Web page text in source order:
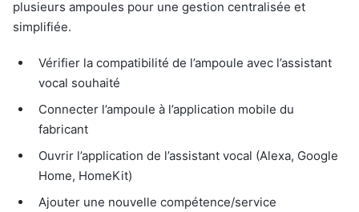
plusieurs ampoules pour une gestion centralisée et
simplifiée.
Vérifier la compatibilité de l’ampoule avec l’assistant
vocal souhaité
Connecter l’ampoule à l’application mobile du
fabricant
Ouvrir l’application de l’assistant vocal (Alexa, Google
Home, HomeKit)
Ajouter une nouvelle compétence/service